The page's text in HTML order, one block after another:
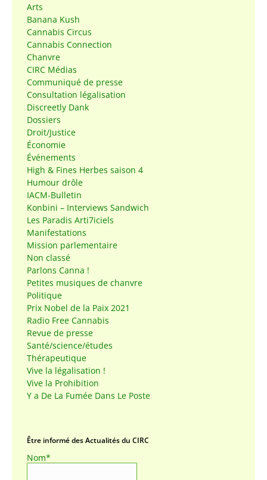
Arts
Banana Kush
Cannabis Circus
Cannabis Connection
Chanvre
CIRC Médias
Communiqué de presse
Consultation légalisation
Discreetly Dank
Dossiers
Droit/Justice
Économie
Événements
High & Fines Herbes saison 4
Humour drôle
IACM-Bulletin
Konbini – Interviews Sandwich
Les Paradis Arti7iciels
Manifestations
Mission parlementaire
Non classé
Parlons Canna !
Petites musiques de chanvre
Politique
Prix Nobel de la Paix 2021
Radio Free Cannabis
Revue de presse
Santé/science/études
Thérapeutique
Vive la légalisation !
Vive la Prohibition
Y a De La Fumée Dans Le Poste
Être informé des Actualités du CIRC
Nom*